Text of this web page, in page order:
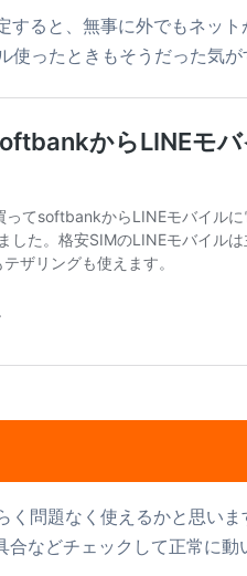
すると、無事に外でもネット
使ったときもそうだった気が
く問題なく使えるかと思い
などチェックして正常に動